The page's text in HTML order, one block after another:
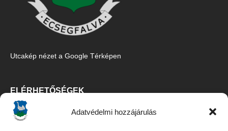
Adatvédelmi hozzájárulás
Utcakép nézet a Google Térképen
ELÉRHETŐSÉGEK
Ecsegfalva Község Önkormányzata